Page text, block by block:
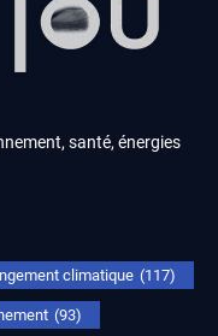
santé, énergies
climatique (117)
(93)